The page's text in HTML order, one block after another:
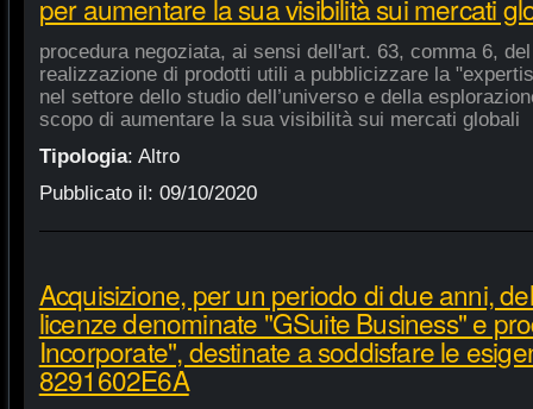
per aumentare la sua visibilità sui mercati
procedura negoziata, ai sensi dell'art. 63, comma 6,
realizzazione di prodotti utili a pubblicizzare la
nel settore dello studio dell’universo e della
scopo di aumentare la sua visibilità sui mercati globali
Tipologia: Altro
Pubblicato il: 09/10/2020
Acquisizione, per un periodo di due anni,
licenze denominate "GSuite Business" e
Incorporate", destinate a soddisfare le
8291602E6A